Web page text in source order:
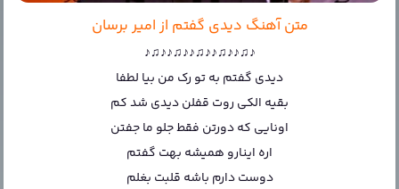
متن آهنگ دیدی گفتم از امیر برسان
♪♫♪♪♫♪♪♫♪♪♫♪♪♫♪
دیدی گفتم به تو رک من بیا لطفا
بقیه الکی روت قفلن دیدی شد کم
اونایی که دورتن فقط جلو ما جفتن
اره اینارو همیشه بهت گفتم
دوست دارم باشه قلبت بغلم